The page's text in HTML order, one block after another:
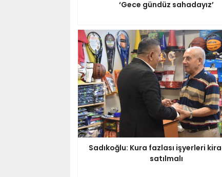
‘Gece gündüz sahadayız’
Sadıkoğlu: Kura fazlası işyerleri
satılmalı